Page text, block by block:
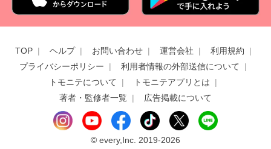
TOP ヘルプ お問い合わせ 運営会社
利用規約
プライバシーポリシー
利用者情報の外部送信について
トモニテについて
トモニテアプリとは
著者・監修者一覧
広告掲載について
© every,Inc. 2019-2026